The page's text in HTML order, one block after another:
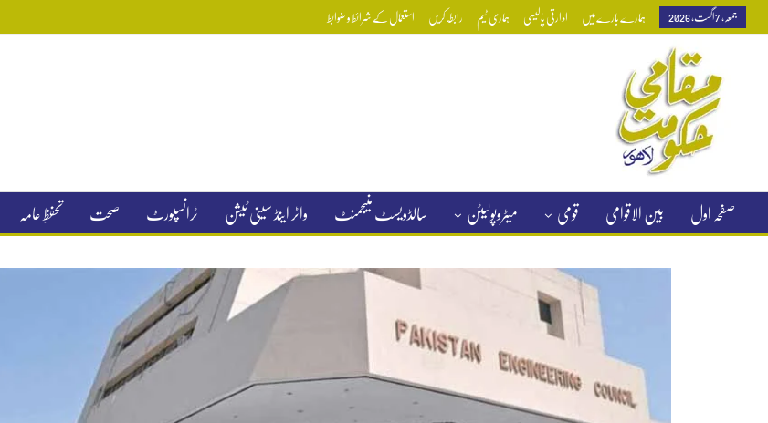
جمعہ, 7 اگست, 2026 ہمارے بارے میں ادارتی پالیسی ہماری ٹیم رابطہ کریں استعمال کے شرائط و ضوابط
صفحہ اول بین الاقوامی قومی میٹروپولیٹن سالڈویسٹ منیجمنٹ واٹر اینڈ سینی ٹیشن ٹرانسپورٹ صحت تحفظِ عامہ